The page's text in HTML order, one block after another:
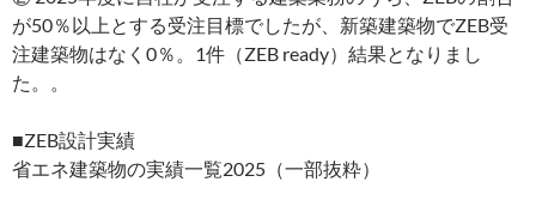
が50％以上とする受注目標でしたが、新築建築物でZEB受
注建築物はなく0％。1件（ZEB ready）結果となりまし
た。。
■ZEB設計実績
省エネ建築物の実績一覧2025（一部抜粋）